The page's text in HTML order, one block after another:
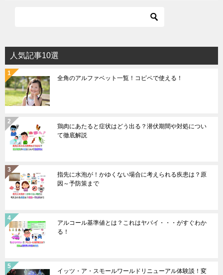
人気記事10選
全角のアルファベット一覧！コピペで使える！
鶏肉にあたると症状はどう出る？潜伏期間や対処につい
て徹底解説
指先に水泡が！かゆくない場合に考えられる疾患は？原
因～予防策まで
アルコール基準値とは？これはヤバイ・・・がすぐわか
る！
イッツ・ア・スモールワールドリニューアル体験談！変